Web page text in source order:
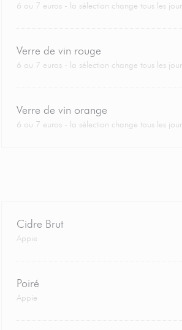
6 ou 7 euros - la sélection change tous les
Verre de vin rouge
6 ou 7 euros - la sélection change tous les
Verre de vin orange
6 ou 7 euros - la sélection change tous les
Cidre Brut
Appie
Poiré
Appie